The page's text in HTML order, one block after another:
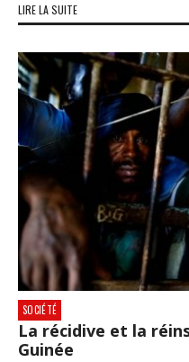
LIRE LA SUITE
SOCIÉTÉ
La récidive et la
Guinée